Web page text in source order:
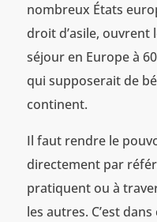
nombreux États
droit d’asile, ouvrent
séjour en Europe à
qui supposerait de
continent.
Il faut rendre le
directement par
pratiquent ou à
les autres. C’est